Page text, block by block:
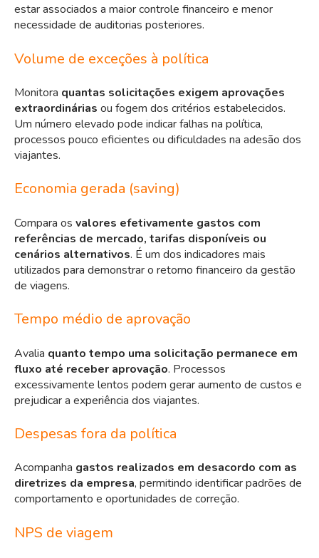
estar associados a maior controle financeiro e menor
necessidade de auditorias posteriores.
Volume de exceções à política
Monitora quantas solicitações exigem aprovações
extraordinárias ou fogem dos critérios estabelecidos.
Um número elevado pode indicar falhas na política,
processos pouco eficientes ou dificuldades na adesão dos
viajantes.
Economia gerada (saving)
Compara os valores efetivamente gastos com
referências de mercado, tarifas disponíveis ou
cenários alternativos. É um dos indicadores mais
utilizados para demonstrar o retorno financeiro da gestão
de viagens.
Tempo médio de aprovação
Avalia quanto tempo uma solicitação permanece em
fluxo até receber aprovação. Processos
excessivamente lentos podem gerar aumento de custos e
prejudicar a experiência dos viajantes.
Despesas fora da política
Acompanha gastos realizados em desacordo com as
diretrizes da empresa, permitindo identificar padrões de
comportamento e oportunidades de correção.
NPS de viagem